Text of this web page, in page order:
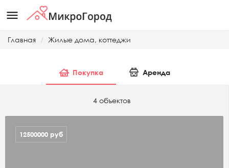
menu
Главная Жилые дома, коттеджи
Покупка Аренда
4 объектов
12500000 руб